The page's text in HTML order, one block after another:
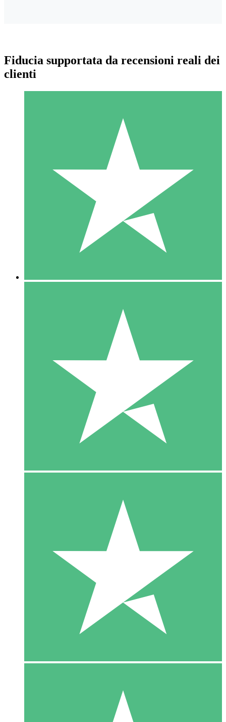
Pacchetti di Crediti Individuali
Paga a consumo con crediti di download. Nessun impegno
1 Download
10
US$1500
10 Download
20
Fiducia supportata da recensioni reali dei
clienti